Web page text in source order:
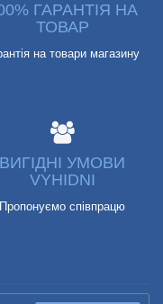
ГАРАНТІЯ НА
ТОВАР
на товари магазину
ВИГІДНІ УМОВИ
VYHIDNI
Пропонуємо співпрацю